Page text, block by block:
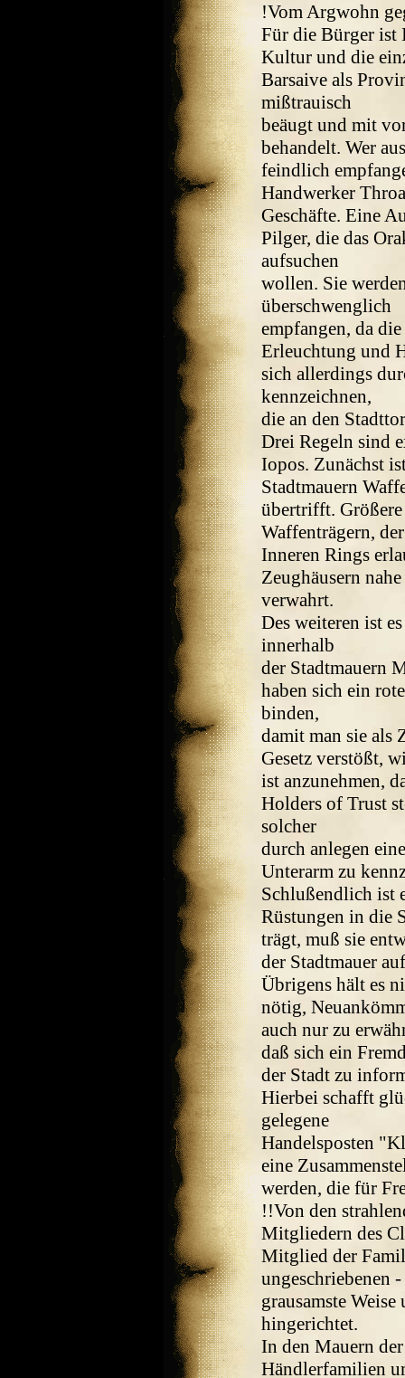
!Vom Argwohn
Für die Bürger ist
Kultur und die
Barsaive als
mißtrauisch
beäugt und mit
behandelt. Wer
feindlich
Handwerker
Geschäfte. Eine
Pilger, die das
aufsuchen
wollen. Sie
überschwenglich
empfangen, da
Erleuchtung und
sich allerdings
kennzeichnen,
die an den
Drei Regeln sind
Iopos. Zunächst
Stadtmauern
übertrifft.
Waffenträgern,
Inneren Rings
Zeughäusern
verwahrt.
Des weiteren ist
innerhalb
der Stadtmauern
haben sich ein
binden,
damit man sie als
Gesetz verstößt,
ist anzunehmen,
Holders of Trust
solcher
durch anlegen
Unterarm zu
Schlußendlich ist
Rüstungen in die
trägt, muß sie
der Stadtmauer
Übrigens hält es
nötig,
auch nur zu
daß sich ein
der Stadt zu
Hierbei schafft
gelegene
Handelsposten
eine
werden, die für
!!Von den
Mitgliedern des
Mitglied der
ungeschriebenen
grausamste
hingerichtet.
In den Mauern
Händlerfamilien